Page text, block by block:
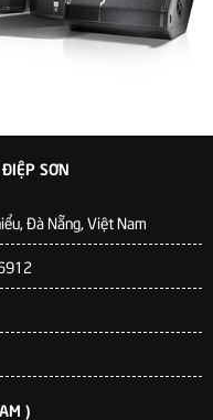
SƠN
Đà Nẵng, Việt Nam
)